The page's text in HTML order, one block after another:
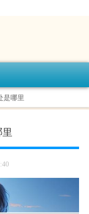
是哪里